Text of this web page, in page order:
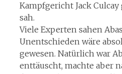
Kampfgericht Jack
sah.
Viele Experten sahen
Unentschieden wäre
gewesen. Natürlich war
enttäuscht, machte aber